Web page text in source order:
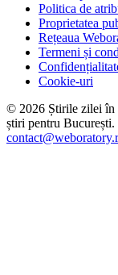
Politica de
Proprietatea
Rețeaua
Termeni și
Cookie-uri
© 2026 Știrile zilei în
știri pentru București.